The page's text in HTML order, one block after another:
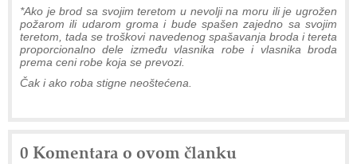
*Ako je brod sa svojim teretom u nevolji na moru ili je ugrožen
požarom ili udarom groma i bude spašen zajedno sa svojim
teretom, tada se troškovi navedenog spašavanja broda i tereta
proporcionalno dele između vlasnika robe i vlasnika broda
prema ceni robe koja se prevozi.
Čak i ako roba stigne neoštećena.
0 Komentara o ovom članku